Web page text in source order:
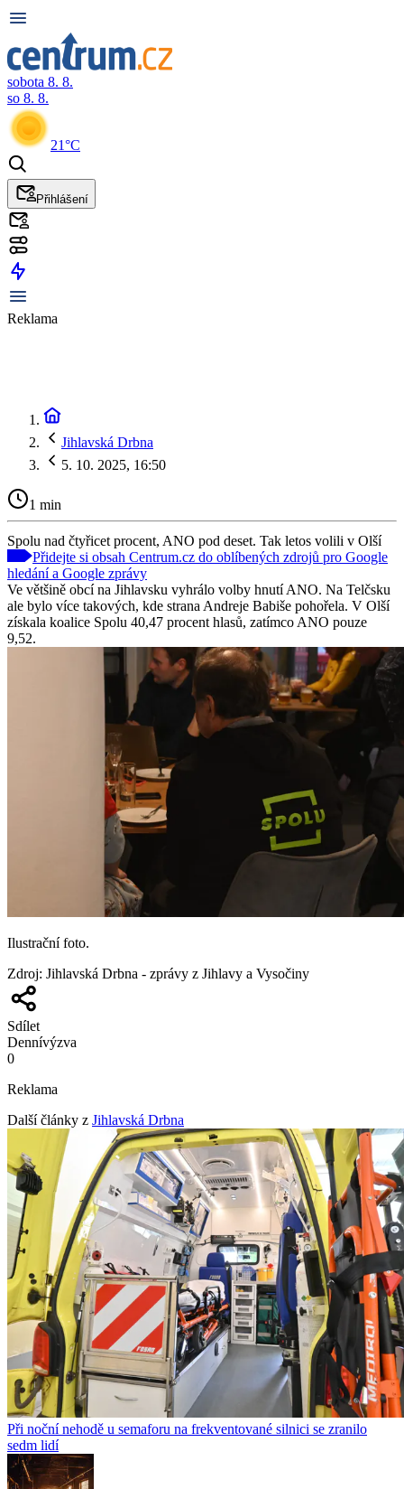
sobota 8. 8.
so 8. 8.
21°C
Přihlášení
Reklama
Jihlavská Drbna
5. 10. 2025, 16:50
1 min
Spolu nad čtyřicet procent, ANO pod deset. Tak letos volili v Olší
Přidejte si obsah Centrum.cz do oblíbených zdrojů pro Google
hledání a Google zprávy
Ve většině obcí na Jihlavsku vyhrálo volby hnutí ANO. Na Telčsku
ale bylo více takových, kde strana Andreje Babiše pohořela. V Olší
získala koalice Spolu 40,47 procent hlasů, zatímco ANO pouze
9,52.
Ilustrační foto.
Zdroj: Jihlavská Drbna - zprávy z Jihlavy a Vysočiny
Sdílet
Dennívýzva
0
Reklama
Další články z Jihlavská Drbna
Při noční nehodě u semaforu na frekventované silnici se zranilo
sedm lidí